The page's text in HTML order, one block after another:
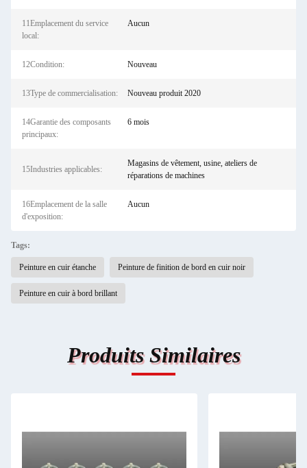
11Emplacement du service
local:
Aucun
12Condition: Nouveau
13Type de commercialisation: Nouveau produit 2020
14Garantie des composants
principaux:
6 mois
15Industries applicables:
Magasins de vêtement, usine, ateliers de
réparations de machines
16Emplacement de la salle
d'exposition:
Aucun
Tags:
Peinture en cuir étanche Peinture de finition de bord en cuir noir
Peinture en cuir à bord brillant
Produits Similaires